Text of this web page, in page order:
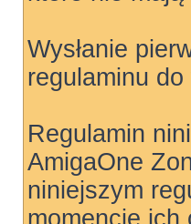
Wysłanie
regulaminu
Regulamin
AmigaOne
niniejszym
momencie ich